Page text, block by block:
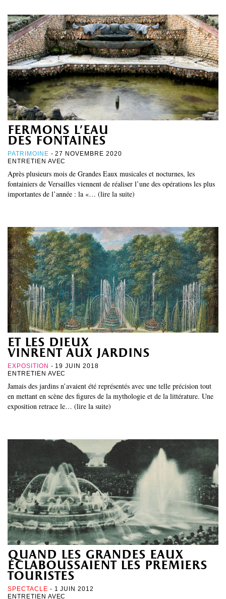
fermons l’eau
des fontaines
PATRIMOINE - 27 NOVEMBRE 2020
ENTRETIEN AVEC
Après plusieurs mois de Grandes Eaux musicales et nocturnes, les
fontainiers de Versailles viennent de réaliser l’une des opérations les plus
importantes de l’année : la «… (lire la suite)
et les dieux
vinrent aux jardins
EXPOSITION - 19 JUIN 2018
ENTRETIEN AVEC
Jamais des jardins n’avaient été représentés avec une telle précision tout
en mettant en scène des figures de la mythologie et de la littérature. Une
exposition retrace le… (lire la suite)
quand les grandes eaux
éclaboussaient les premiers
touristes
SPECTACLE - 1 JUIN 2012
ENTRETIEN AVEC